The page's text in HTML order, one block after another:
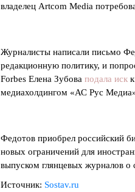
владелец Artcom Media
Журналисты написали письмо
редакционную политику, и
Forbes Елена Зубова подала иск
медиахолдингом «АС Рус
Федотов приобрел российский
новых ограничений для
выпуском глянцевых журналов о
Источник: Sostav.ru